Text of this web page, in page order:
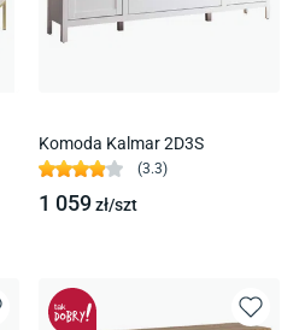
Komoda Kalmar 2D3S
(3.3)
1 059zł/szt